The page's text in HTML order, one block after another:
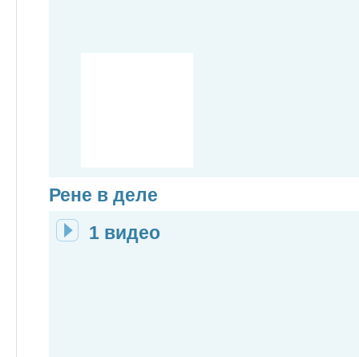
Рене в деле
1 видео